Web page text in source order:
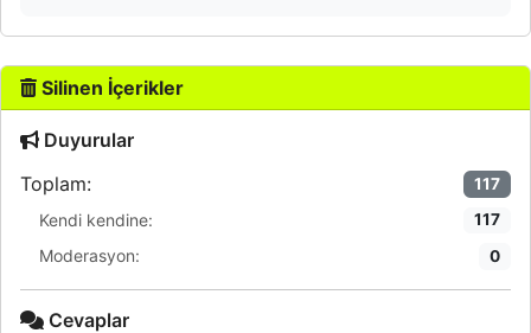
Silinen İçerikler
Duyurular
Toplam:
117
Kendi kendine: 117
Moderasyon: 0
Cevaplar